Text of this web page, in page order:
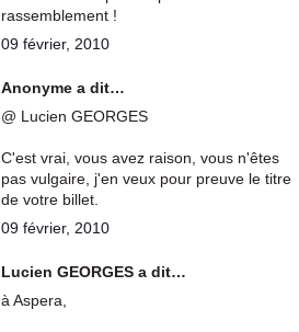
rassemblement !
09 février, 2010
Anonyme a dit…
@ Lucien GEORGES
C'est vrai, vous avez raison, vous n'êtes
pas vulgaire, j'en veux pour preuve le titre
de votre billet.
09 février, 2010
Lucien GEORGES a dit…
à Aspera,